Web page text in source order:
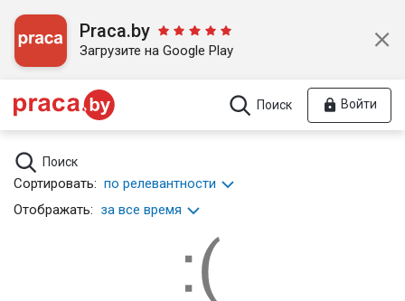
Praca.by
Загрузите на Google Play
Поиск Войти
Поиск
Сортировать: по релевантности
Отображать: за все время